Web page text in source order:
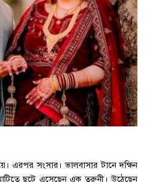
এরপর সংসার। ভালবাসার টানে দক্ষিন
ছুটে এসেছেন এক তরুনী। উঠেছেন